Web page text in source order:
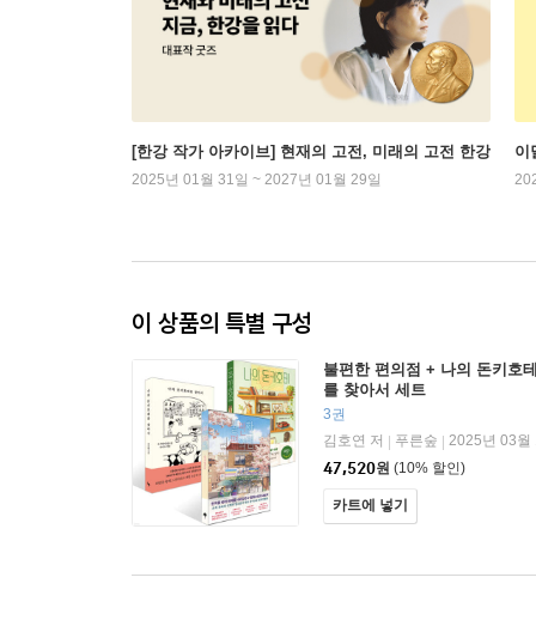
[한강 작가 아카이브] 현재의 고전, 미래의 고전 한강
2025년 01월 31일 ~ 2027년 01월 29일
이
이 상품의 특별 구성
불편한 편의점 + 나의 돈키호
를 찾아서 세트
3권
김호연 저
푸른숲
2025년 03월
47,520원 (10% 할인)
카트에 넣기